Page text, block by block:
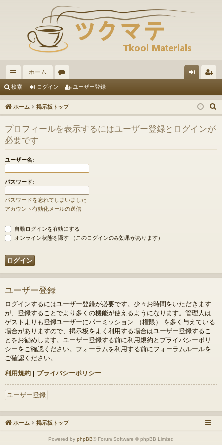
イ
ッ
ク
リ
ク
ホーム
ー
ラ
ム
イ
ン
ザ
ー
登
検索 ログイン ユーザー登録
ホーム 掲示板トップ
索
プロフィールを表示するにはユーザー登録とログインが
必要です
ユーザー名:
パスワード:
パスワードを忘れてしまいました
アカウント有効化メールの送信
自動ログインを有効にする
オンライン状態を隠す （このログインのみ効果があります）
ユーザー登録
ログインするにはユーザー登録が必要です。少々お時間をいただきます
が、登録することでより多くの機能が使えるようになります。管理人は
ゲストよりも登録ユーザーにパーミッション （権限） を多く与えている
場合がありますので、掲示板をよく利用する場合はユーザー登録するこ
とをお勧めします。ユーザー登録する前に利用規約とプライバシーポリ
シーをご確認ください。フォーラムを利用する前にフォーラムルールを
ご確認ください。
利用規約 | プライバシーポリシー
ユーザー登録
ホーム 掲示板トップ
Powered by phpBB® Forum Software © phpBB Limited